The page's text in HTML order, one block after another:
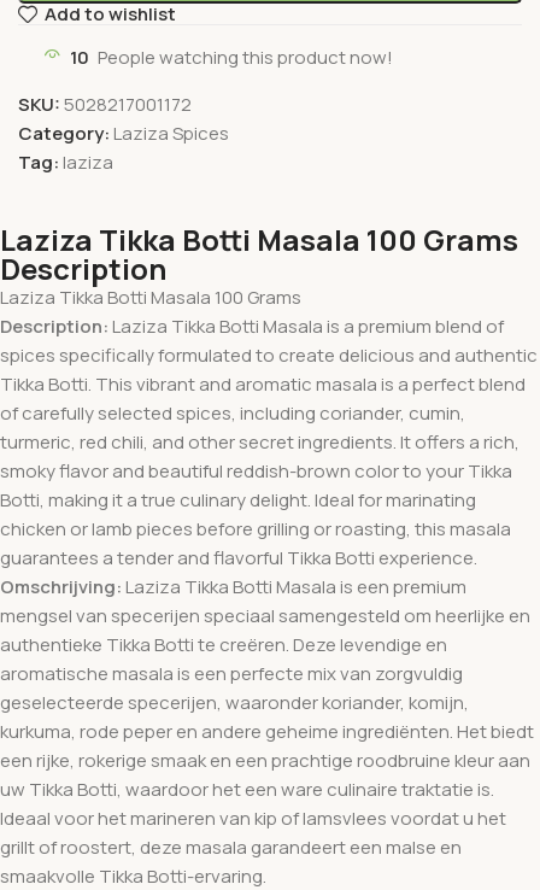
Add to wishlist
10 People watching this product now!
SKU:5028217001172
Category: Laziza Spices
Tag: laziza
Laziza Tikka Botti Masala 100 Grams
Description
Laziza Tikka Botti Masala 100 Grams
Description: Laziza Tikka Botti Masala is a premium blend of
spices specifically formulated to create delicious and authentic
Tikka Botti. This vibrant and aromatic masala is a perfect blend
of carefully selected spices, including coriander, cumin,
turmeric, red chili, and other secret ingredients. It offers a rich,
smoky flavor and beautiful reddish-brown color to your Tikka
Botti, making it a true culinary delight. Ideal for marinating
chicken or lamb pieces before grilling or roasting, this masala
guarantees a tender and flavorful Tikka Botti experience.
Omschrijving: Laziza Tikka Botti Masala is een premium
mengsel van specerijen speciaal samengesteld om heerlijke en
authentieke Tikka Botti te creëren. Deze levendige en
aromatische masala is een perfecte mix van zorgvuldig
geselecteerde specerijen, waaronder koriander, komijn,
kurkuma, rode peper en andere geheime ingrediënten. Het biedt
een rijke, rokerige smaak en een prachtige roodbruine kleur aan
uw Tikka Botti, waardoor het een ware culinaire traktatie is.
Ideaal voor het marineren van kip of lamsvlees voordat u het
grillt of roostert, deze masala garandeert een malse en
smaakvolle Tikka Botti-ervaring.